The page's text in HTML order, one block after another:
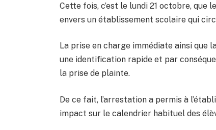
Cette fois, c’est le lundi 21 octobre,
envers un établissement scolaire qui
La prise en charge immédiate ainsi
une identification rapide et par
la prise de plainte.
De ce fait, l’arrestation a permis à
impact sur le calendrier habituel des